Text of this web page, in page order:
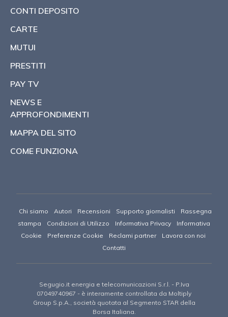
CONTI DEPOSITO
CARTE
MUTUI
PRESTITI
PAY TV
NEWS E
APPROFONDIMENTI
MAPPA DEL SITO
COME FUNZIONA
Chi siamo Autori Recensioni Supporto giornalisti
Rassegna
stampa
Condizioni di Utilizzo Informativa Privacy
Informativa
Cookie
Preferenze Cookie Reclami partner
Lavora con noi
Contatti
Segugio.it energia e telecomunicazioni S.r.l. - P.Iva
07049740967 - è interamente controllata da Moltiply
Group S.p.A., società quotata al Segmento STAR della
Borsa Italiana.